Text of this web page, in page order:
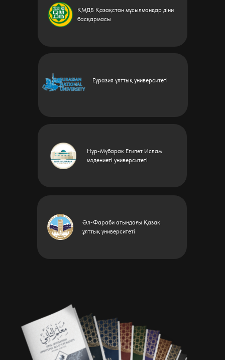
ҚМДБ Қазақстан мұсылмандар діни
басқармасы
Еуразия ұлттық университеті
Әл-Фараби атындағы Қазақ
ұлттық университеті
Нұр-Мүбарак Египет Ислам
мәдениеті университеті